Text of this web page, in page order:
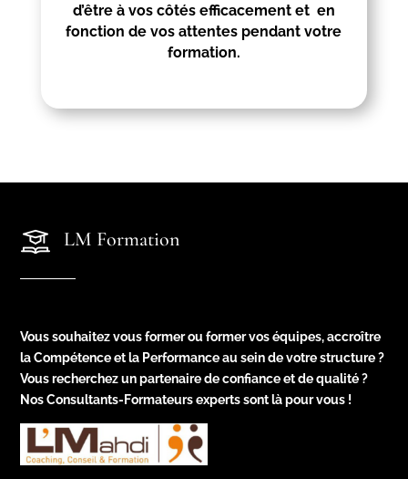
d’être à vos côtés efficacement et en
fonction de vos attentes pendant votre
formation.
LM Formation
Vous souhaitez vous former ou former vos équipes, accroître
la Compétence et la Performance au sein de votre structure ?
Vous recherchez un partenaire de confiance et de qualité ?
Nos Consultants-Formateurs experts sont là pour vous !